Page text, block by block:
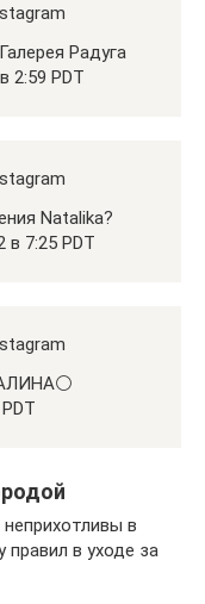
Радуга
2:59 PDT
Natalika?
в 7:25 PDT
в
в уходе за